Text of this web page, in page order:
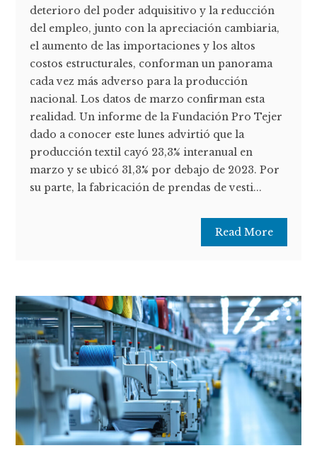
deterioro del poder adquisitivo y la reducción
del empleo, junto con la apreciación cambiaria,
el aumento de las importaciones y los altos
costos estructurales, conforman un panorama
cada vez más adverso para la producción
nacional. Los datos de marzo confirman esta
realidad. Un informe de la Fundación Pro Tejer
dado a conocer este lunes advirtió que la
producción textil cayó 23,3% interanual en
marzo y se ubicó 31,3% por debajo de 2023. Por
su parte, la fabricación de prendas de vesti...
Read More